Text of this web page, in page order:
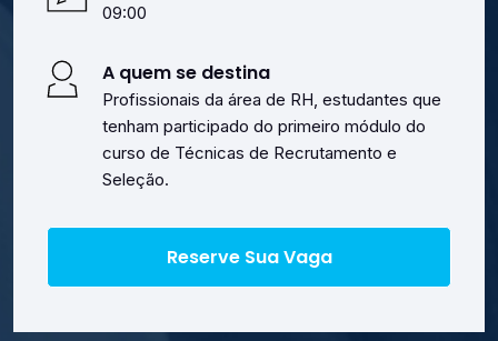
09:00
A quem se destina
Profissionais da área de RH, estudantes que
tenham participado do primeiro módulo do
curso de Técnicas de Recrutamento e
Seleção.
Reserve Sua Vaga